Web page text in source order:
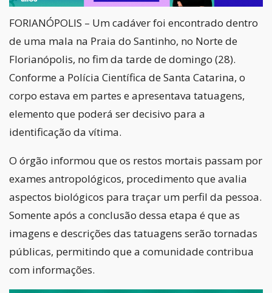
FORIANÓPOLIS – Um cadáver foi encontrado dentro
de uma mala na Praia do Santinho, no Norte de
Florianópolis, no fim da tarde de domingo (28).
Conforme a Polícia Científica de Santa Catarina, o
corpo estava em partes e apresentava tatuagens,
elemento que poderá ser decisivo para a
identificação da vítima.
O órgão informou que os restos mortais passam por
exames antropológicos, procedimento que avalia
aspectos biológicos para traçar um perfil da pessoa.
Somente após a conclusão dessa etapa é que as
imagens e descrições das tatuagens serão tornadas
públicas, permitindo que a comunidade contribua
com informações.